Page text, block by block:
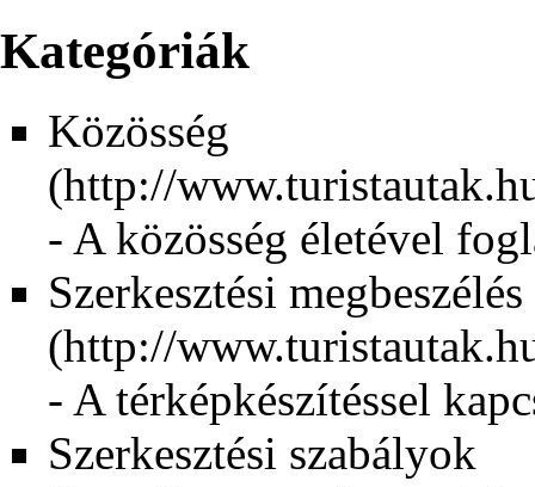
Kategóriák
Közösség
- A közösség életével
Szerkesztési megbeszélés
- A térképkészítéssel
Szerkesztési szabályok